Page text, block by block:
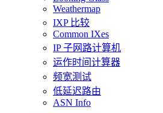
Weathermap
IXP 比较
Common IXes
IP 子网路计算机
运作时间计算器
频宽测试
低延迟路由
ASN Info